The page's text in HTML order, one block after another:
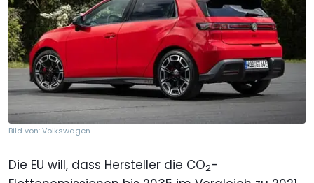
Bild von: Volkswagen
Die EU will, dass Hersteller die CO2-